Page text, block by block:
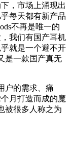
，市场上涌现出
每天都有新产品
不再是唯一的
我们有国产耳机
就是一个避不开
是一款国产真无
户的需求、痛
月打造而成的魔
被很多人称之为